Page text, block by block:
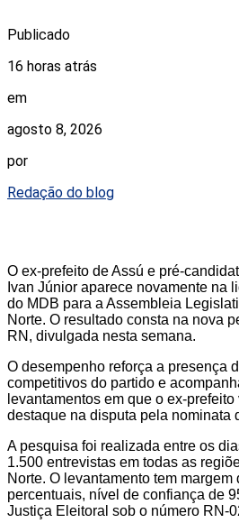
Publicado
16 horas atrás
em
agosto 8, 2026
por
Redação do blog
O ex-prefeito de Assú e pré-
Ivan Júnior aparece novamente na
do MDB para a Assembleia
Norte. O resultado consta na nova
RN, divulgada nesta semana.
O desempenho reforça a presença
competitivos do partido e
levantamentos em que o ex-
destaque na disputa pela nominata
A pesquisa foi realizada entre os
1.500 entrevistas em todas as
Norte. O levantamento tem
percentuais, nível de confiança de
Justiça Eleitoral sob o número RN-